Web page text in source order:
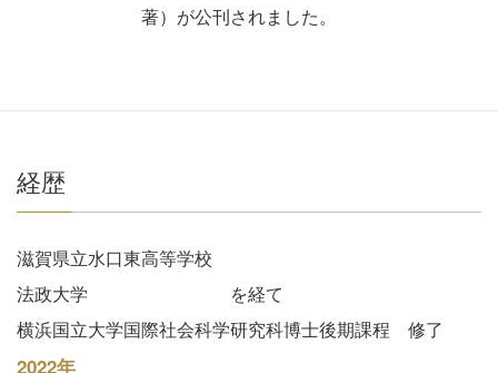
著）が公刊されました。
経歴
滋賀県立水口東高等学校
法政大学 を経て
横浜国立大学国際社会科学研究科博士後期課程 修了
2022年